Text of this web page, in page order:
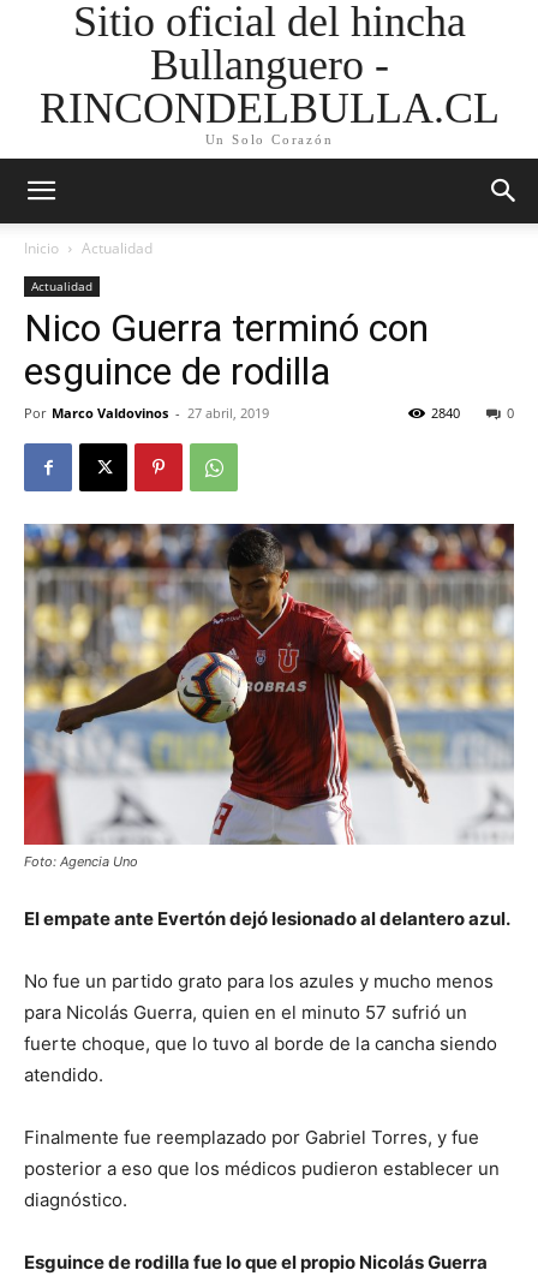
Sitio oficial del hincha
Bullanguero -
RINCONDELBULLA.CL
Un Solo Corazón
Inicio Actualidad
Actualidad
Nico Guerra terminó con
esguince de rodilla
Por Marco Valdovinos - 27 abril, 2019 0
2840
Foto: Agencia Uno
El empate ante Evertón dejó lesionado al delantero azul.
No fue un partido grato para los azules y mucho menos
para Nicolás Guerra, quien en el minuto 57 sufrió un
fuerte choque, que lo tuvo al borde de la cancha siendo
atendido.
Finalmente fue reemplazado por Gabriel Torres, y fue
posterior a eso que los médicos pudieron establecer un
diagnóstico.
Esguince de rodilla fue lo que el propio Nicolás Guerra